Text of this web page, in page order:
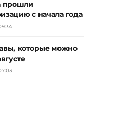
прошли
с начала года
которые можно